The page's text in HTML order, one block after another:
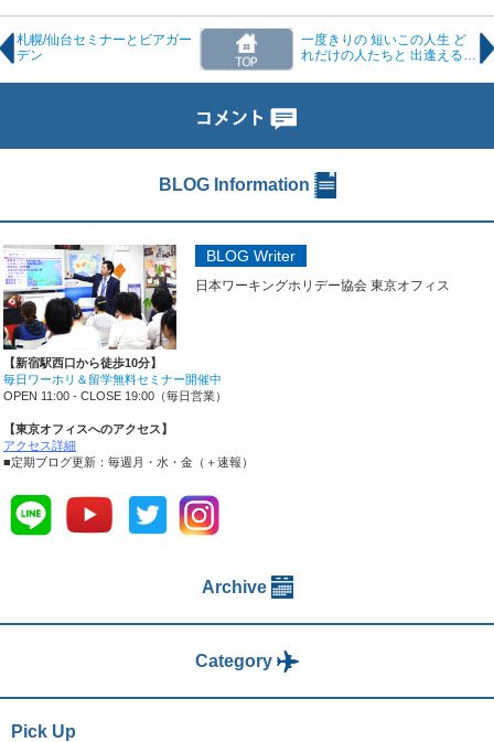
札幌/仙台セミナーとビアガー
デン
一度きりの 短いこの人生 ど
れだけの人たちと 出逢えるん
BLOG Information
BLOG Writer
日本ワーキングホリデー協会 東京オフィス
【新宿駅西口から徒歩10分】
毎日ワーホリ＆留学無料セミナー開催中
OPEN 11:00 - CLOSE 19:00（毎日営業）
【東京オフィスへのアクセス】
アクセス詳細
■定期ブログ更新：毎週月・水・金（＋速報）
Archive
Category
Pick Up